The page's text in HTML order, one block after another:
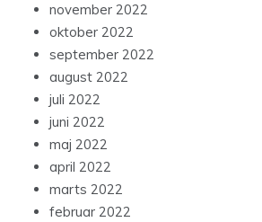
november 2022
oktober 2022
september 2022
august 2022
juli 2022
juni 2022
maj 2022
april 2022
marts 2022
februar 2022